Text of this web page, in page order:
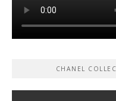
CHANEL